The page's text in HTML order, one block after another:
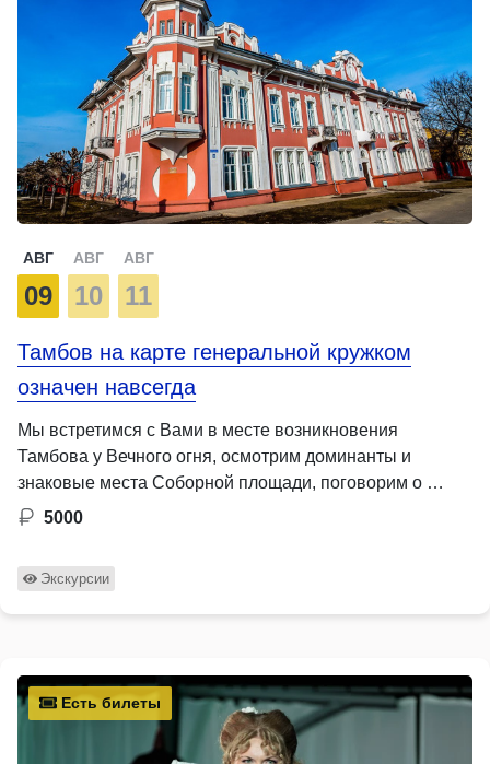
АВГ
09
АВГ
10
АВГ
11
Тамбов на карте генеральной кружком
означен навсегда
Мы встретимся с Вами в месте возникновения
Тамбова у Вечного огня, осмотрим доминанты и
знаковые места Соборной площади, поговорим о …
5000
Экскурсии
Есть билеты